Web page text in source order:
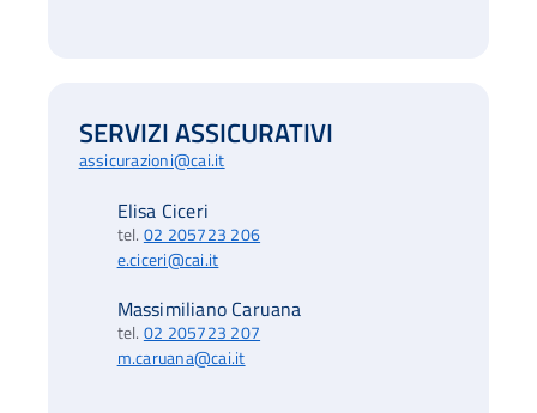
SERVIZI ASSICURATIVI
assicurazioni@cai.it
Elisa Ciceri
tel. 02 205723 206
e.ciceri@cai.it
Massimiliano Caruana
tel. 02 205723 207
m.caruana@cai.it